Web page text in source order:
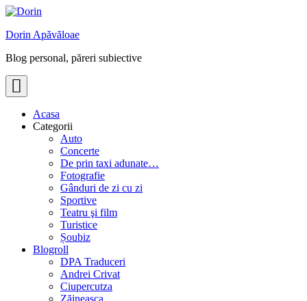
Skip
content
Dorin Apăvăloae
Blog personal, păreri subiective
Acasa
Categorii
Auto
Concerte
De prin taxi adunate…
Fotografie
Gânduri de zi cu zi
Sportive
Teatru şi film
Turistice
Șoubiz
Blogroll
DPA Traduceri
Andrei Crivat
Ciupercutza
Zăineasca